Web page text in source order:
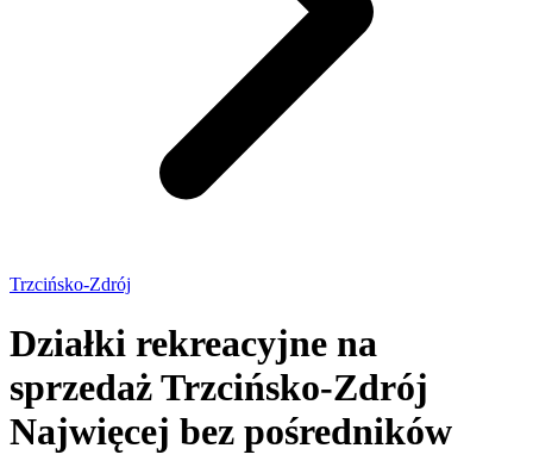
Trzcińsko-Zdrój
Działki rekreacyjne na
sprzedaż Trzcińsko-Zdrój
Najwięcej bez pośredników